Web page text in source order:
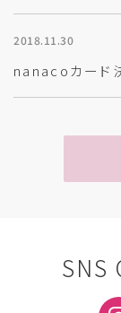
2018.11.30
nanacoカード
SNS